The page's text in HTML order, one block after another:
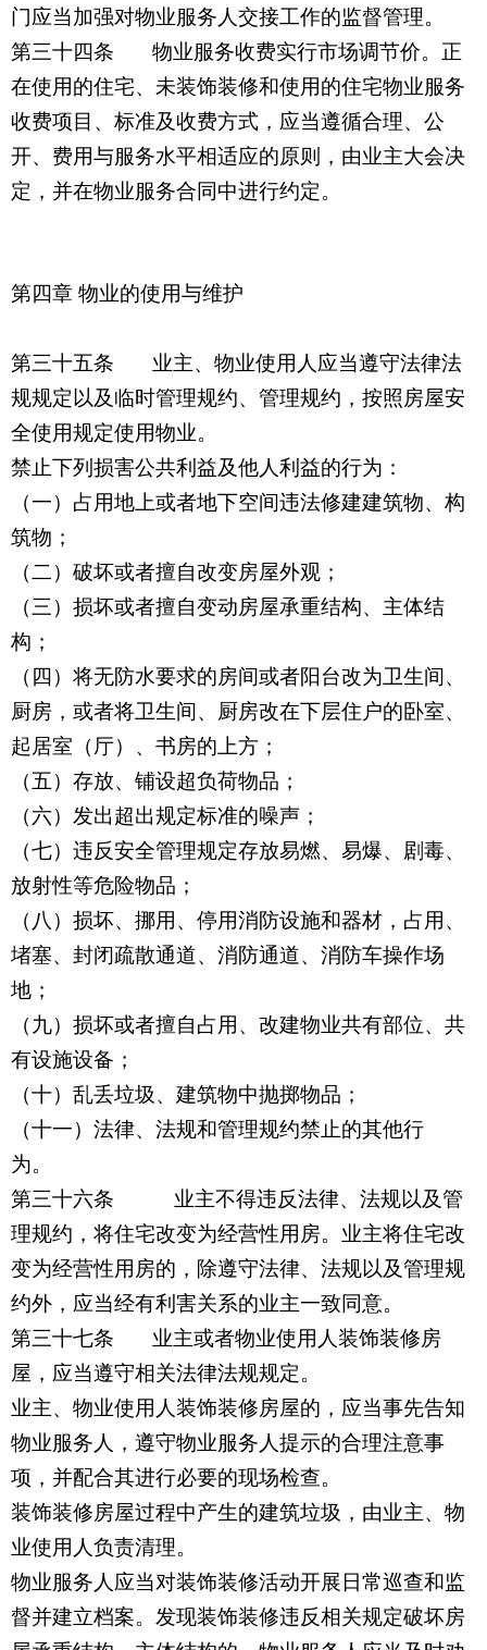
门应当加强对物业服务人交接工作的监督管理。
第三十四条 物业服务收费实行市场调节价。正
在使用的住宅、未装饰装修和使用的住宅物业服务
收费项目、标准及收费方式，应当遵循合理、公
开、费用与服务水平相适应的原则，由业主大会决
定，并在物业服务合同中进行约定。
第四章 物业的使用与维护
第三十五条 业主、物业使用人应当遵守法律法
规规定以及临时管理规约、管理规约，按照房屋安
全使用规定使用物业。
禁止下列损害公共利益及他人利益的行为：
（一）占用地上或者地下空间违法修建建筑物、构
筑物；
（二）破坏或者擅自改变房屋外观；
（三）损坏或者擅自变动房屋承重结构、主体结
构；
（四）将无防水要求的房间或者阳台改为卫生间、
厨房，或者将卫生间、厨房改在下层住户的卧室、
起居室（厅）、书房的上方；
（五）存放、铺设超负荷物品；
（六）发出超出规定标准的噪声；
（七）违反安全管理规定存放易燃、易爆、剧毒、
放射性等危险物品；
（八）损坏、挪用、停用消防设施和器材，占用、
堵塞、封闭疏散通道、消防通道、消防车操作场
地；
（九）损坏或者擅自占用、改建物业共有部位、共
有设施设备；
（十）乱丢垃圾、建筑物中抛掷物品；
（十一）法律、法规和管理规约禁止的其他行
为。
第三十六条 业主不得违反法律、法规以及管
理规约，将住宅改变为经营性用房。业主将住宅改
变为经营性用房的，除遵守法律、法规以及管理规
约外，应当经有利害关系的业主一致同意。
第三十七条 业主或者物业使用人装饰装修房
屋，应当遵守相关法律法规规定。
业主、物业使用人装饰装修房屋的，应当事先告知
物业服务人，遵守物业服务人提示的合理注意事
项，并配合其进行必要的现场检查。
装饰装修房屋过程中产生的建筑垃圾，由业主、物
业使用人负责清理。
物业服务人应当对装饰装修活动开展日常巡查和监
督并建立档案。发现装饰装修违反相关规定破坏房